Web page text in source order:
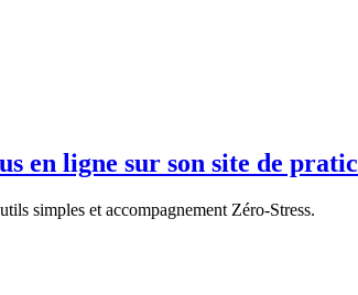
en ligne sur son site de
simples et accompagnement Zéro-Stress.